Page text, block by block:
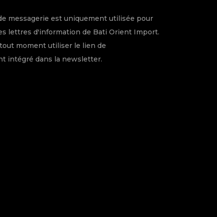
messagerie est uniquement utilisée pour
lettres d'information de Bati Orient Import.
moment utiliser le lien de
intégré dans la newsletter.